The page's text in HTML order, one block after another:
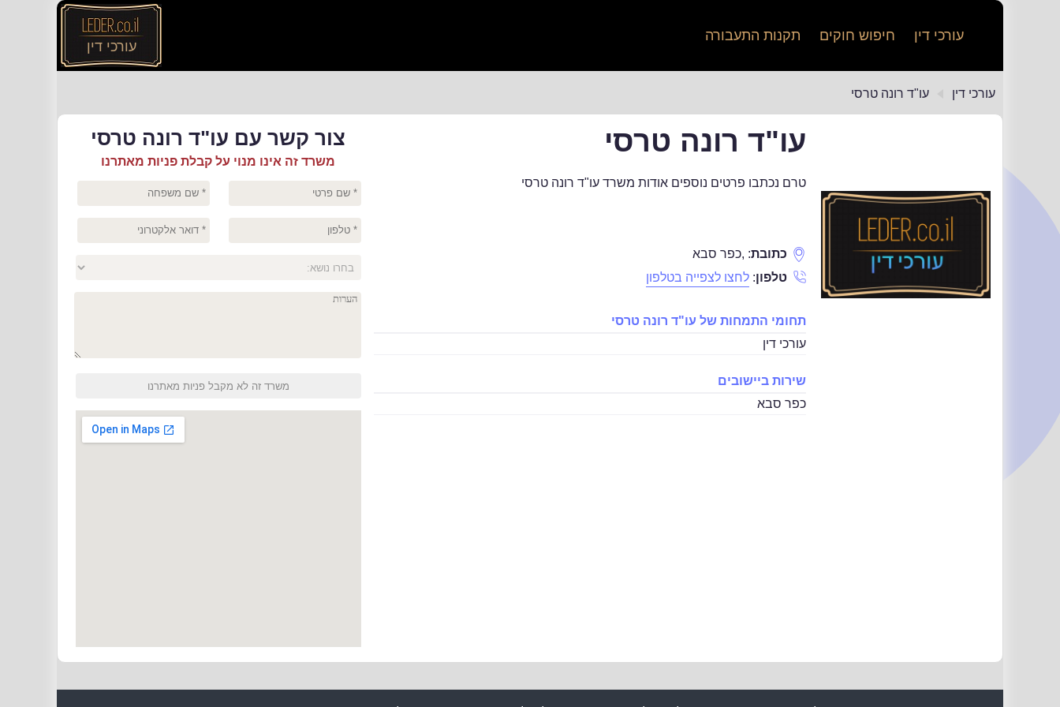
עורכי דין חיפוש חוקים תקנות התעבורה
עורכי דין
עורכי דין עו"ד רונה טרסי
עו"ד רונה טרסי
טרם נכתבו פרטים נוספים אודות משרד עו"ד רונה טרסי
כתובת:
,כפר סבא
טלפון: לחצו לצפייה בטלפון
תחומי התמחות של עו"ד רונה טרסי
עורכי דין
שירות ביישובים
כפר סבא
צור קשר עם עו"ד רונה טרסי
משרד זה אינו מנוי על קבלת פניות מאתרנו